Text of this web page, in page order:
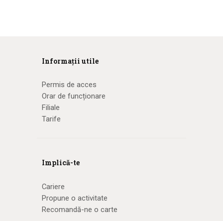
Informații utile
Permis de acces
Orar de funcționare
Filiale
Tarife
Implică-te
Cariere
Propune o activitate
Recomandă-ne o carte